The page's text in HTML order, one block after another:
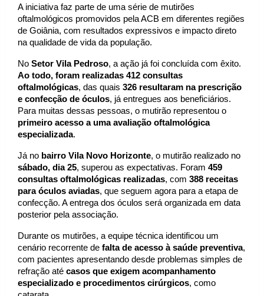
A iniciativa faz parte de uma série de mutirões
oftalmológicos promovidos pela ACB em diferentes regiões
de Goiânia, com resultados expressivos e impacto direto
na qualidade de vida da população.
No Setor Vila Pedroso
Ao todo, foram realizadas 412 consultas
oftalmológicas, das quais 326 resultaram na prescrição
e confecção de óculos, já entregues aos beneficiários.
primeiro acesso a uma avaliação oftalmológica
especializada.
Já no bairro Vila Novo Horizonte
sábado, dia 25, superou as expectativas. Foram 459
consultas oftalmológicas realizadas, com 388 receitas
para óculos aviadas, que seguem agora para a etapa de
confecção. A entrega dos óculos será organizada em data
posterior pela associação.
Durante os mutirões, a equipe técnica identificou um
cenário recorrente de falta de acesso à saúde preventiva,
com pacientes apresentando desde problemas simples de
refração até casos que exigem acompanhamento
especializado e procedimentos cirúrgicos, como